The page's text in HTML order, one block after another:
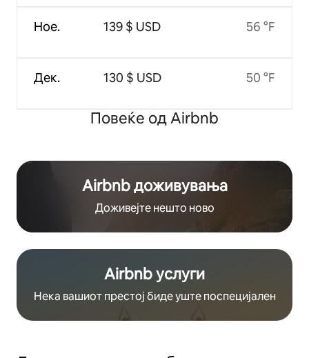
Ное.
Дек.
139 $ USD
130 $ USD
56 °F
50 °F
Повеќе од Airbnb
Airbnb доживувања
Доживејте нешто ново
Airbnb услуги
Нека вашиот престој биде уште поспецијален